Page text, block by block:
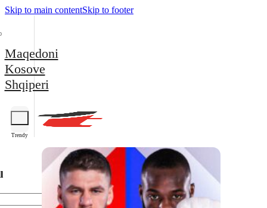
Skip to main contentSkip to footer
Maqedoni
Kosove
Shqiperi
Trendy